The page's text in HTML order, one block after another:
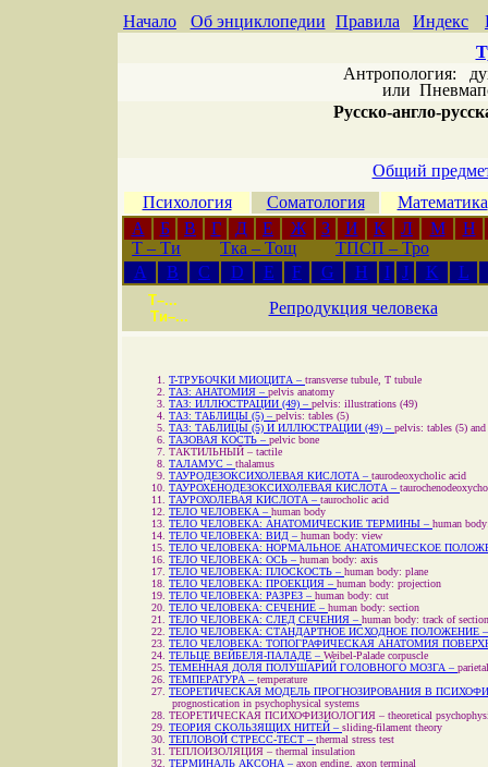
Начало Об энциклопедии Правила Индекс
Антропология:
или
Русско-англо-
Общий
Психология
Соматология
Математика
А
Б В Г Д Е Ж З И К Л М
Н
T – Ти
Тка – Тощ
ТПСП – Тро
A
B C D E F G H I J K L
Т–...
Ти–...
Репродукция человека
T-ТРУБОЧКИ МИОЦИТА – transverse tubule, T tubule
ТАЗ: АНАТОМИЯ – pelvis anatomy
ТАЗ: ИЛЛЮСТРАЦИИ (49) – pelvis: illustrations (49)
ТАЗ: ТАБЛИЦЫ (5) – pelvis: tables (5)
ТАЗ: ТАБЛИЦЫ (5) И ИЛЛЮСТРАЦИИ (49) – pelvis: tables (5)
ТАЗОВАЯ КОСТЬ – pelvic bone
ТАКТИЛЬНЫЙ – tactile
ТАЛАМУС – thalamus
ТАУРОДЕЗОКСИХОЛЕВАЯ КИСЛОТА – taurodeoxycholic acid
ТАУРОХЕНОДЕЗОКСИХОЛЕВАЯ КИСЛОТА –
ТАУРОХОЛЕВАЯ КИСЛОТА – taurocholic acid
ТЕЛО ЧЕЛОВЕКА – human body
ТЕЛО ЧЕЛОВЕКА: АНАТОМИЧЕСКИЕ ТЕРМИНЫ – human
ТЕЛО ЧЕЛОВЕКА: ВИД – human body: view
ТЕЛО ЧЕЛОВЕКА: НОРМАЛЬНОЕ АНАТОМИЧЕСКОЕ
ТЕЛО ЧЕЛОВЕКА: ОСЬ – human body: axis
ТЕЛО ЧЕЛОВЕКА: ПЛОСКОСТЬ – human body: plane
ТЕЛО ЧЕЛОВЕКА: ПРОЕКЦИЯ – human body: projection
ТЕЛО ЧЕЛОВЕКА: РАЗРЕЗ – human body: cut
ТЕЛО ЧЕЛОВЕКА: СЕЧЕНИЕ – human body: section
ТЕЛО ЧЕЛОВЕКА: СЛЕД СЕЧЕНИЯ – human body: track of section
ТЕЛО ЧЕЛОВЕКА: СТАНДАРТНОЕ ИСХОДНОЕ ПОЛОЖЕНИЕ
ТЕЛО ЧЕЛОВЕКА: ТОПОГРАФИЧЕСКАЯ АНАТОМИЯ
ТЕЛЬЦЕ ВЕЙБЕЛЯ-ПАЛАДЕ – Weibel-Palade corpuscle
ТЕМЕННАЯ ДОЛЯ ПОЛУШАРИЙ ГОЛОВНОГО МОЗГА –
ТЕМПЕРАТУРА – temperature
ТЕОРЕТИЧЕСКАЯ МОДЕЛЬ ПРОГНОЗИРОВАНИЯ В
prognostication in psychophysical systems
ТЕОРЕТИЧЕСКАЯ ПСИХОФИЗИОЛОГИЯ – theoretical
ТЕОРИЯ СКОЛЬЗЯЩИХ НИТЕЙ – sliding-filament theory
ТЕПЛОВОЙ СТРЕСС-ТЕСТ – thermal stress test
ТЕПЛОИЗОЛЯЦИЯ – thermal insulation
ТЕРМИНАЛЬ АКСОНА – axon ending, axon terminal